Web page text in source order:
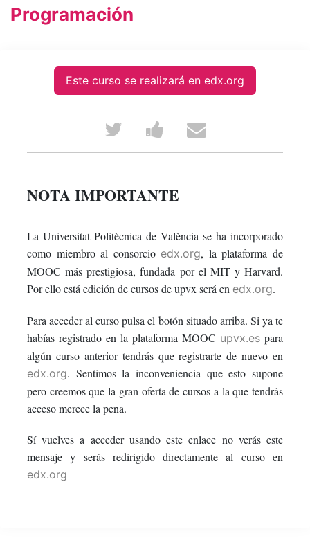
Programación
Este curso se realizará en edx.org
Tweet
that
you've
in
this
course
Post
a
Facebook
to
say
you've
enrolled
in
this
Email
someone
you've
enrolled
this
course
NOTA IMPORTANTE
La Universitat Politècnica de València se ha incorporado
como miembro al consorcio edx.org, la plataforma de
MOOC más prestigiosa, fundada por el MIT y Harvard.
Por ello está edición de cursos de upvx será en edx.org.
Para acceder al curso pulsa el botón situado arriba. Si ya te
habías registrado en la plataforma MOOC upvx.es para
algún curso anterior tendrás que registrarte de nuevo en
edx.org. Sentimos la inconveniencia que esto supone
pero creemos que la gran oferta de cursos a la que tendrás
acceso merece la pena.
Sí vuelves a acceder usando este enlace no verás este
mensaje y serás redirigido directamente al curso en
edx.org